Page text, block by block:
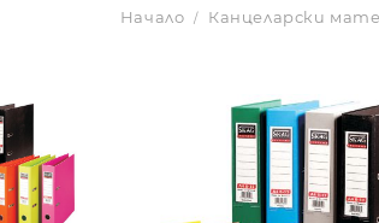
Начало Канцеларски